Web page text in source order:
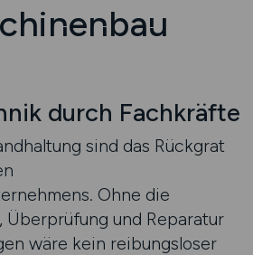
durch Fachkräfte
sind das Rückgrat
Ohne die
Überprüfung und Reparatur
wäre kein reibungsloser